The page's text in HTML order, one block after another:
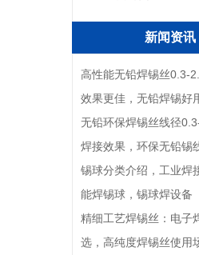
新闻资讯
高性能无铅焊锡丝0.3-
效果更佳，无铅焊锡好
无铅环保焊锡丝线径
焊接效果，环保无铅锡
锡球分类介绍，工业焊
能焊锡球，锡球焊设备
精细工艺焊锡丝：电子
选，高纯度焊锡丝使用